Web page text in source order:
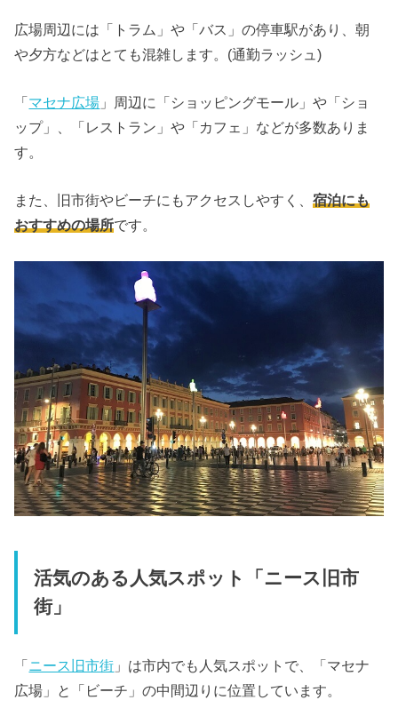
広場周辺には「トラム」や「バス」の停車駅があり、朝
や夕方などはとても混雑します。(通勤ラッシュ)
「マセナ広場 」周辺に「ショッピングモール」や「ショ
ップ」、「レストラン」や「カフェ」などが多数ありま
す。
また、旧市街やビーチにもアクセスしやすく、宿泊にも
おすすめの場所です。
活気のある人気スポット「ニース旧市
街」
「ニース旧市街 」は市内でも人気スポットで、「マセナ
広場」と「ビーチ」の中間辺りに位置しています。